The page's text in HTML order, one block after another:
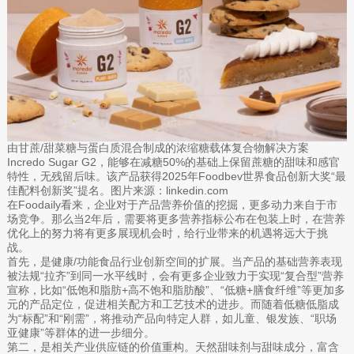
由甘蔗/甜菜糖与蛋白质混合制成的浓缩糖载体复合物解决方案
Incredo Sugar G2，能够在减糖50%的基础上保留蔗糖的甜味和感官
特性，无残留后味。该产品获得2025年Foodbev世界食品创新大奖“最
佳配料创新奖”提名。图片来源：linkedin.com
在Foodaily看来，企业对于产品营养价值的挖掘，更多动力来自于市
场竞争。那么当2年后，需要将更多营养指标公布在包装上时，在营养
优化上的努力将有更多展现机会时，给行业带来的机遇将远大于挑
战。
首先，是健康/功能食品行业创新空间的扩展。当产品的基础营养表现
被法规“拉齐”到同一水平线时，会有更多企业致力于实现“复合型”营养
宣称，比如“低饱和脂肪+高不饱和脂肪酸”、“低糖+膳食纤维”等更加多
元的产品定位，促进相关配方和工艺技术的进步。而随着低糖低脂成
为“标配”和“刚需”，将推动产品向特定人群，如儿童、银发族、“职场
亚健康”等群体的进一步细分。
第二，是相关产业供应链的价值重构。天然甜味剂与甜味成分，富含